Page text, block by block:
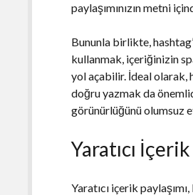
paylaşımınızın metni
Bununla birlikte,
kullanmak, içeriğinizin
yol açabilir. İdeal olarak,
doğru yazmak da
görünürlüğünü olumsuz
Yaratıcı İçerik
Yaratıcı içerik